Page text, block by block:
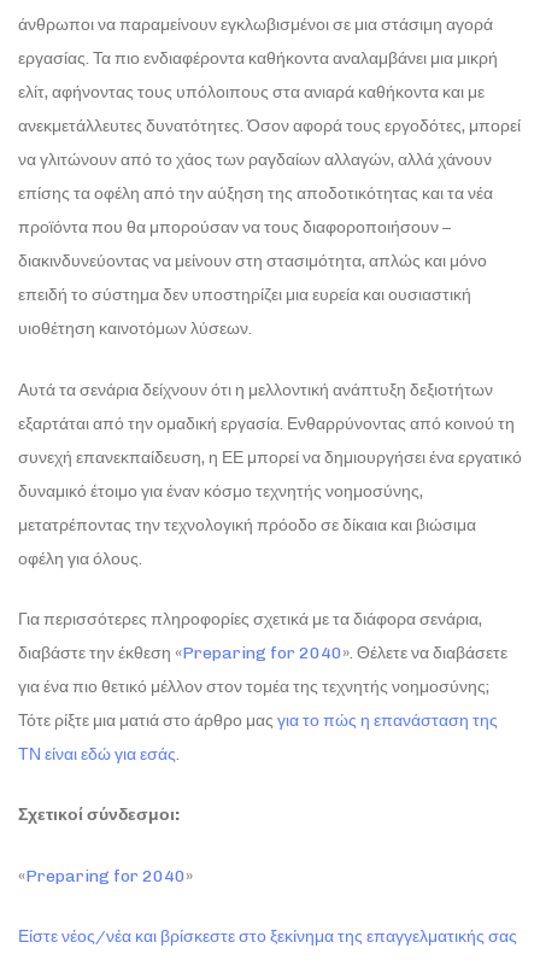
άνθρωποι να παραμείνουν εγκλωβισμένοι σε μια στάσιμη αγορά
εργασίας. Τα πιο ενδιαφέροντα καθήκοντα αναλαμβάνει μια μικρή
ελίτ, αφήνοντας τους υπόλοιπους στα ανιαρά καθήκοντα και με
ανεκμετάλλευτες δυνατότητες. Όσον αφορά τους εργοδότες, μπορεί
να γλιτώνουν από το χάος των ραγδαίων αλλαγών, αλλά χάνουν
επίσης τα οφέλη από την αύξηση της αποδοτικότητας και τα νέα
προϊόντα που θα μπορούσαν να τους διαφοροποιήσουν –
διακινδυνεύοντας να μείνουν στη στασιμότητα, απλώς και μόνο
επειδή το σύστημα δεν υποστηρίζει μια ευρεία και ουσιαστική
υιοθέτηση καινοτόμων λύσεων.
Αυτά τα σενάρια δείχνουν ότι η μελλοντική ανάπτυξη δεξιοτήτων
εξαρτάται από την ομαδική εργασία. Ενθαρρύνοντας από κοινού τη
συνεχή επανεκπαίδευση, η ΕΕ μπορεί να δημιουργήσει ένα εργατικό
δυναμικό έτοιμο για έναν κόσμο τεχνητής νοημοσύνης,
μετατρέποντας την τεχνολογική πρόοδο σε δίκαια και βιώσιμα
οφέλη για όλους.
Για περισσότερες πληροφορίες σχετικά με τα διάφορα σενάρια,
διαβάστε την έκθεση «Preparing for 2040». Θέλετε να διαβάσετε
για ένα πιο θετικό μέλλον στον τομέα της τεχνητής νοημοσύνης;
Τότε ρίξτε μια ματιά στο άρθρο μας για το πώς η επανάσταση της
ΤΝ είναι εδώ για εσάς.
Σχετικοί σύνδεσμοι:
«Preparing for 2040»
Είστε νέος/νέα και βρίσκεστε στο ξεκίνημα της επαγγελματικής σας